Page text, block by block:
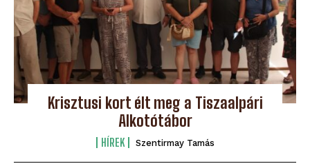
Krisztusi kort élt meg a Tiszaalpári
Alkotótábor
HÍREK Szentirmay Tamás